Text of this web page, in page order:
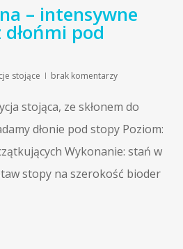
– intensywne
pod
stojące brak komentarzy
stojąca, ze skłonem do
dłonie pod stopy Poziom:
Wykonanie: stań w
stopy na szerokość bioder